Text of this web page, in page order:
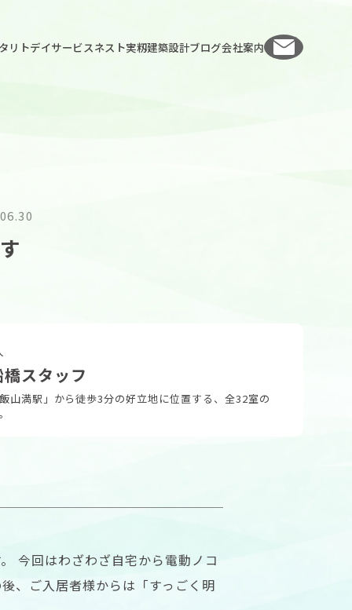
リトデイサービスネスト実籾建築設計ブログ会社案内
スタッフ
山満駅」から徒歩3分の好立地に位置する、全32室の
今回はわざわざ自宅から電動ノコ
、ご入居者様からは「すっごく明